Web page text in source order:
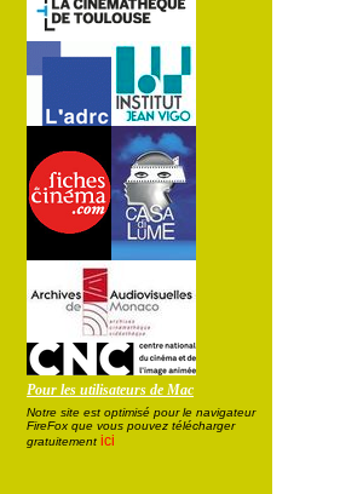
Pour les utilisateurs de Mac
Notre site est optimisé pour le navigateur
FireFox que vous pouvez télécharger
gratuitement ici